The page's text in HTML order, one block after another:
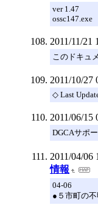
ver 1.47
ossc147.exe
2011/11/21
このドキュ
2011/10/27
◇ Last
2011/06/15
DGCAサポ
2011/04/06
情報
04-06
●５市町の